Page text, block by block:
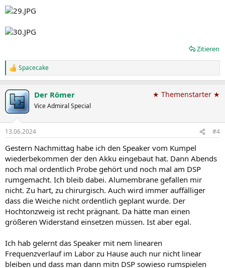
Zitieren
R
e
k
t
i
e
:
Spacecake
Der Römer
Vice Admiral Special
★ Themenstarter ★
13.06.2024 #4
Gestern Nachmittag habe ich den Speaker vom Kumpel
wiederbekommen der den Akku eingebaut hat. Dann Abends
noch mal ordentlich Probe gehört und noch mal am DSP
rumgemacht. Ich bleib dabei. Alumembrane gefallen mir
nicht. Zu hart, zu chirurgisch. Auch wird immer auffälliger
dass die Weiche nicht ordentlich geplant wurde. Der
Hochtonzweig ist recht prägnant. Da hätte man einen
größeren Widerstand einsetzen müssen. Ist aber egal.
Ich hab gelernt das Speaker mit nem linearen
Frequenzverlauf im Labor zu Hause auch nur nicht linear
bleiben und dass man dann mitn DSP sowieso rumspielen